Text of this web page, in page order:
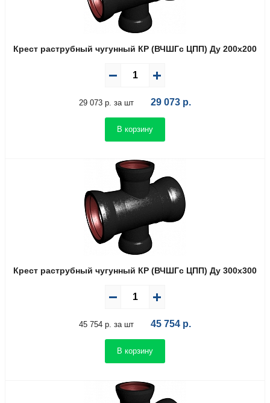
Крест раструбный чугунный КР (ВЧШГс ЦПП) Ду 200х200
29 073 р. за шт 29 073 р.
В корзину
Крест раструбный чугунный КР (ВЧШГс ЦПП) Ду 300х300
45 754 р. за шт 45 754 р.
В корзину